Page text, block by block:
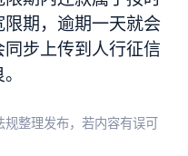
期，逾期一天就会
步上传到人行征信
整理发布，若内容有误可